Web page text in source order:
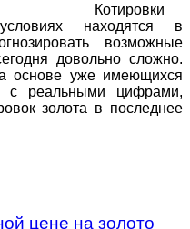
Котировки
находятся в
возможные
довольно сложно.
основе уже имеющихся
с реальными цифрами,
золота в последнее
цене на золото